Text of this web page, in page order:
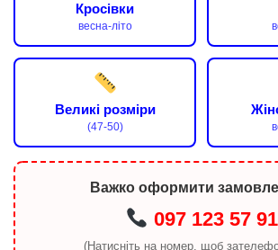
Кросівки
весна-літо
Великі розміри
(47-50)
Важко оформити
097 123 57 91
(Натисніть на номер, щоб